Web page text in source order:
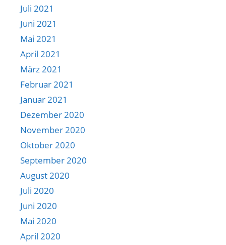
Juli 2021
Juni 2021
Mai 2021
April 2021
März 2021
Februar 2021
Januar 2021
Dezember 2020
November 2020
Oktober 2020
September 2020
August 2020
Juli 2020
Juni 2020
Mai 2020
April 2020